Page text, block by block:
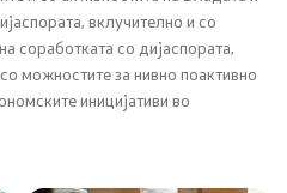
услуги
вклучително и со
соработката со дијаспората,
можностите за нивно поактивно
иницијативи во